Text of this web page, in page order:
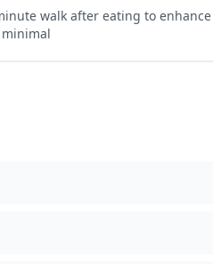
walk after eating to